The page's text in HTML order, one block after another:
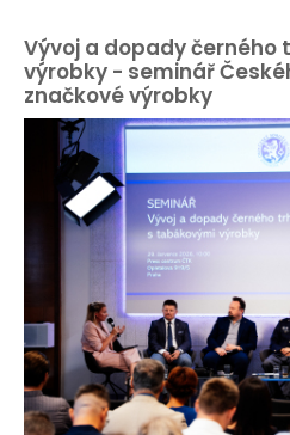
Vývoj a dopady
výrobky - seminář
značkové výrobky